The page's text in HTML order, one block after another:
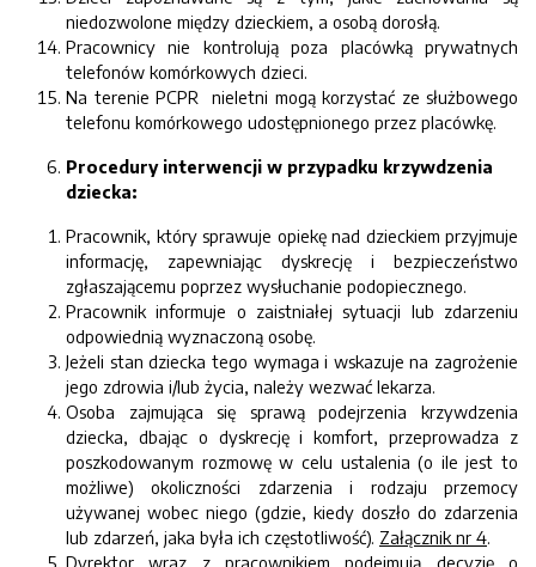
niedozwolone między dzieckiem, a osobą dorosłą.
Pracownicy nie kontrolują poza placówką prywatnych
telefonów komórkowych dzieci.
Na terenie PCPR nieletni mogą korzystać ze służbowego
telefonu komórkowego udostępnionego przez placówkę.
Procedury interwencji w przypadku krzywdzenia
dziecka:
Pracownik, który sprawuje opiekę nad dzieckiem przyjmuje
informację, zapewniając dyskrecję i bezpieczeństwo
zgłaszającemu poprzez wysłuchanie podopiecznego.
Pracownik informuje o zaistniałej sytuacji lub zdarzeniu
odpowiednią wyznaczoną osobę.
Jeżeli stan dziecka tego wymaga i wskazuje na zagrożenie
jego zdrowia i/lub życia, należy wezwać lekarza.
Osoba zajmująca się sprawą podejrzenia krzywdzenia
dziecka, dbając o dyskrecję i komfort, przeprowadza z
poszkodowanym rozmowę w celu ustalenia (o ile jest to
możliwe) okoliczności zdarzenia i rodzaju przemocy
używanej wobec niego (gdzie, kiedy doszło do zdarzenia
lub zdarzeń, jaka była ich częstotliwość). Załącznik nr 4.
Dyrektor wraz z pracownikiem podejmują decyzję o